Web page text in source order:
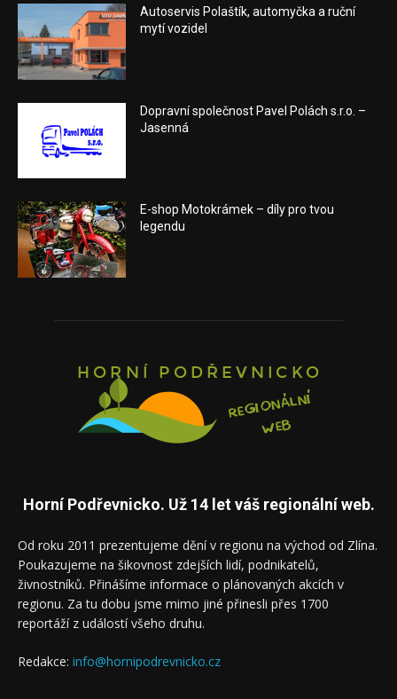
Autoservis Polaštík, automyčka a ruční
mytí vozidel
Dopravní společnost Pavel Polách s.r.o. –
Jasenná
E-shop Motokrámek – díly pro tvou
legendu
Horní Podřevnicko. Už 14 let váš regionální web.
Od roku 2011 prezentujeme dění v regionu na východ od Zlína.
Poukazujeme na šikovnost zdejších lidí, podnikatelů,
živnostníků. Přinášíme informace o plánovaných akcích v
regionu. Za tu dobu jsme mimo jiné přinesli přes 1700
reportáží z událostí všeho druhu.
Redakce: info@hornipodrevnicko.cz